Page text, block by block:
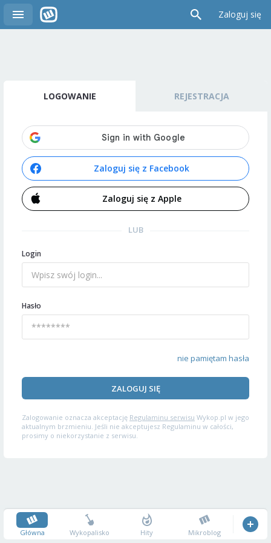
Zaloguj się
LOGOWANIE REJESTRACJA
Zaloguj się z Facebook
Zaloguj się z Apple
LUB
Login
Hasło
nie pamiętam hasła
ZALOGUJ SIĘ
Zalogowanie oznacza akceptację Regulaminu serwisu Wykop.pl w jego
aktualnym brzmieniu. Jeśli nie akceptujesz Regulaminu w całości,
prosimy o niekorzystanie z serwisu.
Główna Wykopalisko Hity Mikroblog